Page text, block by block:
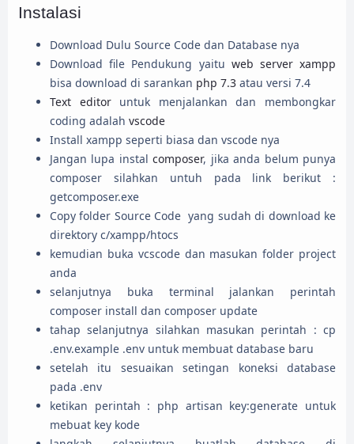
Instalasi
Download Dulu Source Code dan Database nya
Download file Pendukung yaitu web server xampp
bisa download di sarankan php 7.3 atau versi 7.4
Text editoruntuk menjalankan dan membongkar
coding adalah vscode
Install xampp seperti biasa dan vscode nya
Jangan lupa instalcomposer, jika anda belum punya
composer silahkan untuh pada link berikut :
getcomposer.exe
Copy folder Source Code yang sudah di download ke
direktory c/xampp/htocs
kemudian buka vcscode dan masukan folder project
anda
selanjutnya buka terminal jalankan perintah
composer install dan composer update
tahap selanjutnya silahkan masukan perintah : cp
.env.example .env untuk membuat database baru
setelah itu sesuaikan setingan koneksi database
pada .env
ketikan perintah : php artisan key:generate untuk
mebuat key kode